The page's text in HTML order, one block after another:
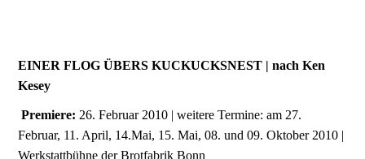
EINER FLOG ÜBERS KUCKUCKSNEST | nach Ken
Kesey
Premiere: 26. Februar 2010 | weitere Termine: am 27.
Februar, 11. April, 14.Mai, 15. Mai, 08. und 09. Oktober 2010 |
Werkstattbühne der Brotfabrik Bonn